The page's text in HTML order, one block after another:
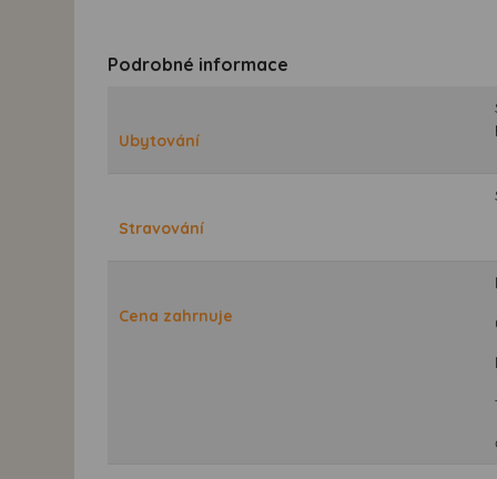
Podrobné informace
Ubytování
Stravování
Cena zahrnuje